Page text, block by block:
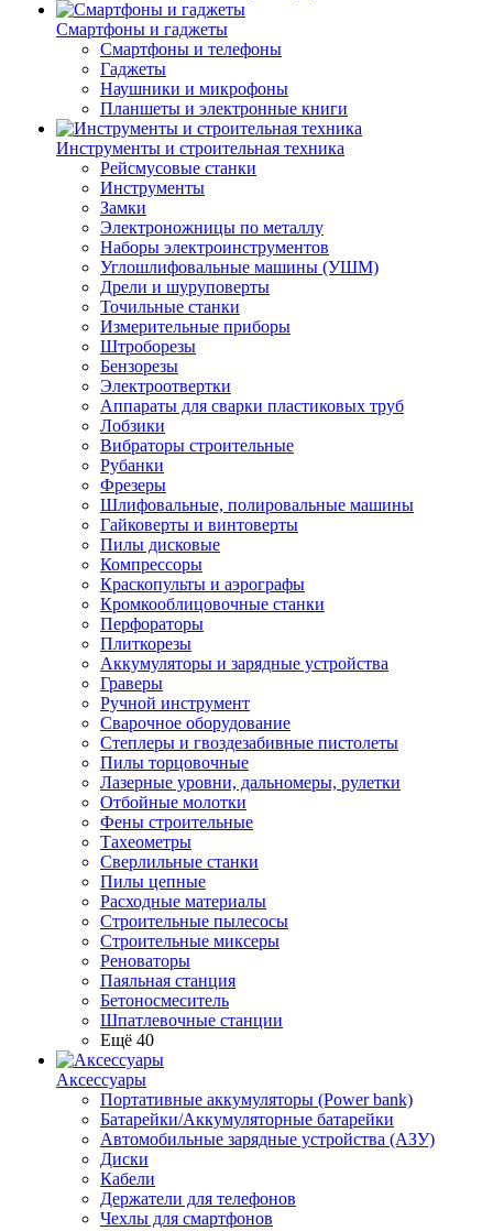
Смартфоны и гаджеты
Смартфоны и телефоны
Гаджеты
Наушники и микрофоны
Планшеты и электронные книги
Инструменты и строительная техника
Рейсмусовые станки
Инструменты
Замки
Электроножницы по металлу
Наборы электроинструментов
Углошлифовальные машины (УШМ)
Дрели и шуруповерты
Точильные станки
Измерительные приборы
Штроборезы
Бензорезы
Электроотвертки
Аппараты для сварки пластиковых труб
Лобзики
Вибраторы строительные
Рубанки
Фрезеры
Шлифовальные, полировальные машины
Гайковерты и винтоверты
Пилы дисковые
Компрессоры
Краскопульты и аэрографы
Кромкооблицовочные станки
Перфораторы
Плиткорезы
Аккумуляторы и зарядные устройства
Граверы
Ручной инструмент
Сварочное оборудование
Степлеры и гвоздезабивные пистолеты
Пилы торцовочные
Лазерные уровни, дальномеры, рулетки
Отбойные молотки
Фены строительные
Тахеометры
Сверлильные станки
Пилы цепные
Расходные материалы
Строительные пылесосы
Строительные миксеры
Реноваторы
Паяльная станция
Бетоносмеситель
Шпатлевочные станции
Ещё 40
Аксессуары
Портативные аккумуляторы (Power bank)
Батарейки/Аккумуляторные батарейки
Автомобильные зарядные устройства (АЗУ)
Диски
Кабели
Держатели для телефонов
Чехлы для смартфонов